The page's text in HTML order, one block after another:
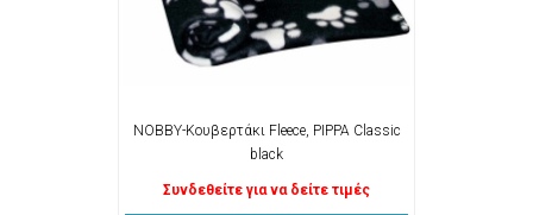
NOBBY-Κουβερτάκι Fleece, PIPPA Classic
black
Συνδεθείτε για να δείτε τιμές